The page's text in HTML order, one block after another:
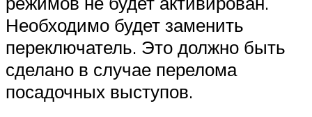
Необходимо будет заменить
переключатель. Это должно быть
сделано в случае перелома
посадочных выступов.